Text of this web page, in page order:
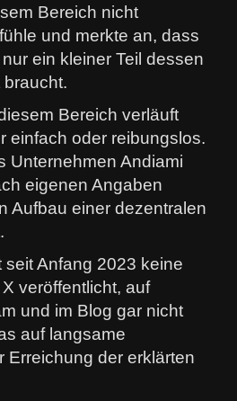
Bereich nicht
und merkte an, dass
ein kleiner Teil dessen
Bereich verläuft
einfach oder reibungslos.
Unternehmen Andiami
eigenen Angaben
Aufbau einer dezentralen
seit Anfang 2023 keine
veröffentlicht, auf
und im Blog gar nicht
auf langsame
Erreichung der erklärten